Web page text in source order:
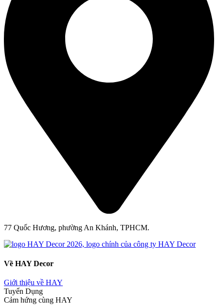
77 Quốc Hương, phường An Khánh, TPHCM.
Về HAY Decor
Giới thiệu về HAY
Tuyển Dụng
Cảm hứng cùng HAY